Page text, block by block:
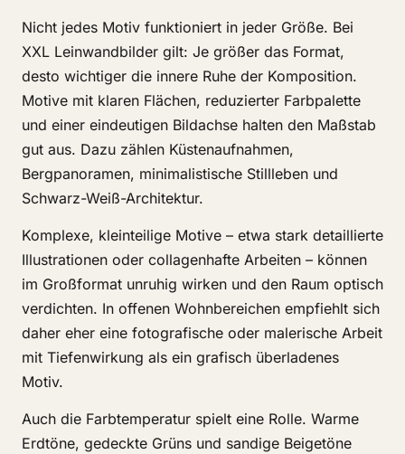
Nicht jedes Motiv funktioniert in jeder Größe. Bei
XXL Leinwandbilder gilt: Je größer das Format,
desto wichtiger die innere Ruhe der Komposition.
Motive mit klaren Flächen, reduzierter Farbpalette
und einer eindeutigen Bildachse halten den Maßstab
gut aus. Dazu zählen Küstenaufnahmen,
Bergpanoramen, minimalistische Stillleben und
Schwarz-Weiß-Architektur.
Komplexe, kleinteilige Motive – etwa stark detaillierte
Illustrationen oder collagenhafte Arbeiten – können
im Großformat unruhig wirken und den Raum optisch
verdichten. In offenen Wohnbereichen empfiehlt sich
daher eher eine fotografische oder malerische Arbeit
mit Tiefenwirkung als ein grafisch überladenes
Motiv.
Auch die Farbtemperatur spielt eine Rolle. Warme
Erdtöne, gedeckte Grüns und sandige Beigetöne